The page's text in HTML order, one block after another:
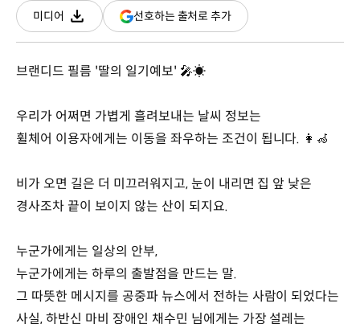
미디어
다운로드
선호하는 출처로 추가(새
창
브랜디드 필름 '딸의 일기예보' 🎤☀
우리가 어쩌면 가볍게 흘려보내는 날씨 정보는
휠체어 이용자에게는 이동을 좌우하는 조건이 됩니다. 👩‍🦽
비가 오면 길은 더 미끄러워지고, 눈이 내리면 집 앞 낮은
경사조차 끝이 보이지 않는 산이 되지요.
누군가에게는 일상의 안부,
누군가에게는 하루의 출발점을 만드는 말.
그 따뜻한 메시지를 공중파 뉴스에서 전하는 사람이 되었다는
사실, 하반신 마비 장애인 채수민 님에게는 가장 설레는